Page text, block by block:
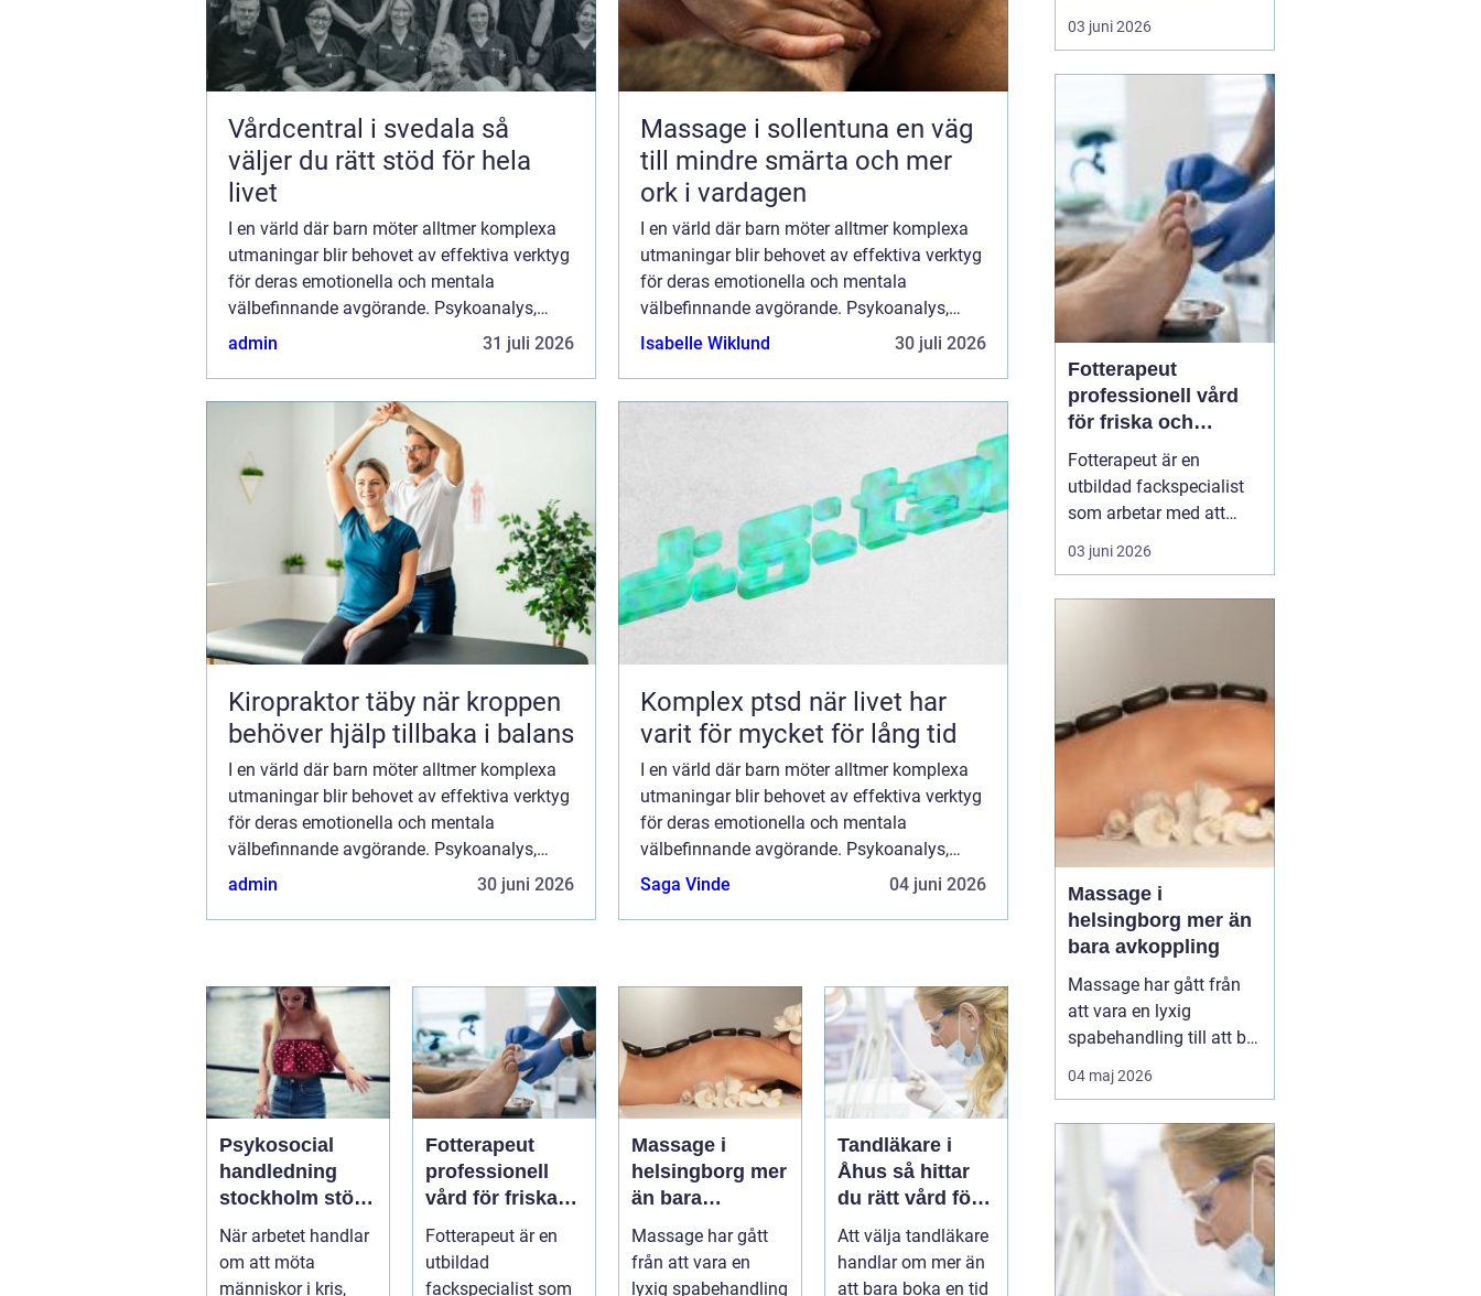
Vårdcentral i svedala så
väljer du rätt stöd för hela
livet
I en värld där barn möter alltmer komplexa
utmaningar blir behovet av effektiva verktyg
för deras emotionella och mentala
välbefinnande avgörande. Psykoanalys,
även känd som psykoterapi barn, är en
admin 31 juli 2026
Massage i sollentuna en väg
till mindre smärta och mer
ork i vardagen
I en värld där barn möter alltmer komplexa
utmaningar blir behovet av effektiva verktyg
för deras emotionella och mentala
välbefinnande avgörande. Psykoanalys,
även känd som psykoterapi barn, är en
Isabelle Wiklund 30 juli 2026
Kiropraktor täby när kroppen
behöver hjälp tillbaka i balans
I en värld där barn möter alltmer komplexa
utmaningar blir behovet av effektiva verktyg
för deras emotionella och mentala
välbefinnande avgörande. Psykoanalys,
även känd som psykoterapi barn, är en
admin 30 juni 2026
Komplex ptsd när livet har
varit för mycket för lång tid
I en värld där barn möter alltmer komplexa
utmaningar blir behovet av effektiva verktyg
för deras emotionella och mentala
välbefinnande avgörande. Psykoanalys,
även känd som psykoterapi barn, är en
Saga Vinde 04 juni 2026
Psykosocial
handledning
stockholm stöd
för hållbart
arbete med
människor
När arbetet handlar
om att möta
människor i kris,
Fotterapeut
professionell
vård för friska
och starkare
fötter
Fotterapeut är en
utbildad
fackspecialist som
Massage i
helsingborg mer
än bara
avkoppling
Massage har gått
från att vara en
lyxig spabehandling
Tandläkare i
Åhus så hittar
du rätt vård för
dina tänder
Att välja tandläkare
handlar om mer än
att bara boka en tid
beroende prövas både
yrkesrollen och den egna
socialtjänst, skola,
omsorg, HVB, öppenvård
eller rättsväsende känner
igen kombinationen av
höga krav, kompl...
03 juni 2026
Fotterapeut
professionell vård
för friska och
starkare fötter
Fotterapeut är en
utbildad fackspecialist
som arbetar med att
förebygga, behandla och
lindra problem i fötter
tid utan att söka hjälp,
trots att rätt behandling
o...
03 juni 2026
Massage i
helsingborg mer än
bara avkoppling
Massage har gått från
att vara en lyxig
spabehandling till att bli
en självklar del av
mångas vardagliga
visar att regelbunden
beröring kan sänka
stressnivåer, lindra
smärta och förbättra
sömnen. I en stad som
04 maj 2026